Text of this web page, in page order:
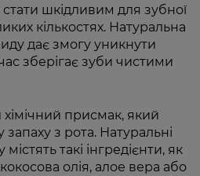
шкідливим для зубної
кількостях. Натуральна
дає змогу уникнути
зберігає зуби чистими
присмак, який
з рота. Натуральні
такі інгредієнти, як
олія, алое вера або